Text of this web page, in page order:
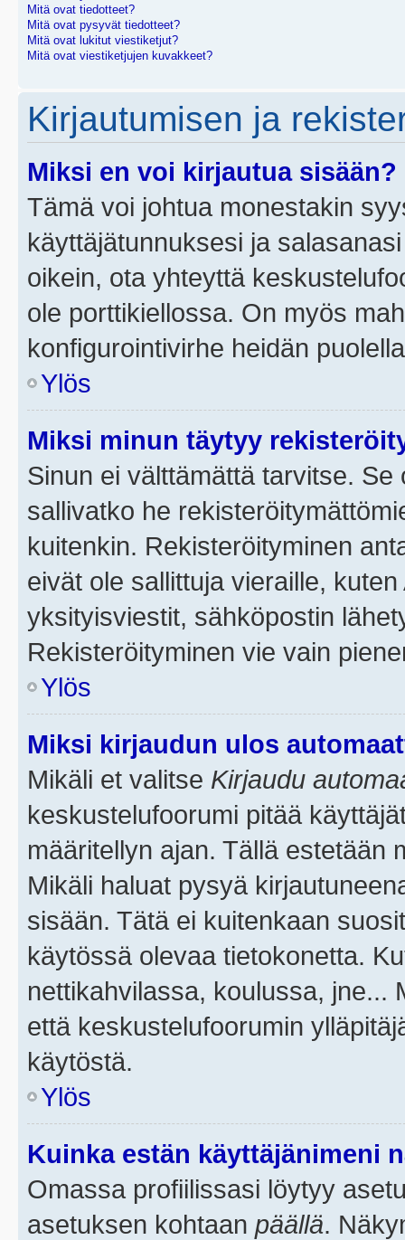
Mitä ovat tiedotteet?
Mitä ovat pysyvät tiedotteet?
Mitä ovat lukitut viestiketjut?
Mitä ovat viestiketjujen kuvakkeet?
Kirjautumisen ja
Miksi en voi kirjautua sisään?
Tämä voi johtua monestakin
käyttäjätunnuksesi ja
oikein, ota yhteyttä
ole porttikiellossa. On myös
konfigurointivirhe heidän
Ylös
Miksi minun täytyy
Sinun ei välttämättä tarvitse.
sallivatko he
kuitenkin. Rekisteröityminen
eivät ole sallittuja vieraille,
yksityisviestit, sähköpostin
Rekisteröityminen vie vain
Ylös
Miksi kirjaudun ulos
Mikäli et valitse Kirjaudu
keskustelufoorumi pitää
määritellyn ajan. Tällä estetään
Mikäli haluat pysyä
sisään. Tätä ei kuitenkaan
käytössä olevaa tietokonetta.
nettikahvilassa, koulussa, jne...
että keskustelufoorumin
käytöstä.
Ylös
Kuinka estän käyttäjänimeni
Omassa profiilissasi löytyy
asetuksen kohtaan päällä.